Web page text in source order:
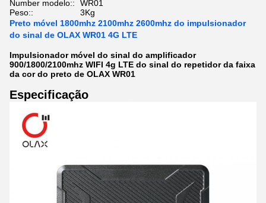
Number modelo::
WR01
Peso::
3Kg
Preto móvel 1800mhz 2100mhz 2600mhz do impulsionador
do sinal de OLAX WR01 4G LTE
Impulsionador móvel do sinal do amplificador
900/1800/2100mhz WIFI 4g LTE do sinal do repetidor da faixa
da cor do preto de OLAX WR01
Especificação